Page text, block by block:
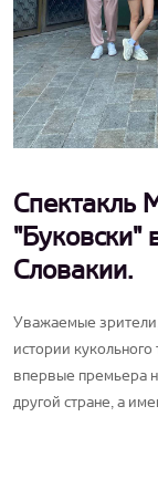
Спектакль
"Буковски"
Словакии.
Уважаемые
истории
впервые премьера
другой стране, а